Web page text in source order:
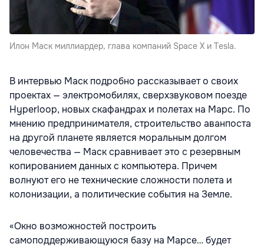
Илон Маск миллиардер, глава компаний Space X и Tesla.
В интервью Маск подробно рассказывает о своих
проектах — электромобилях, сверхзвуковом поезде
Hyperloop, новых скафандрах и полетах на Марс. По
мнению предпринимателя, строительство аванпоста
на другой планете является моральным долгом
человечества — Маск сравнивает это с резервным
копированием данных с компьютера. Причем
волнуют его не технические сложности полета и
колонизации, а политические события на Земле.
«Окно возможностей построить
самоподдерживающуюся базу на Марсе… будет